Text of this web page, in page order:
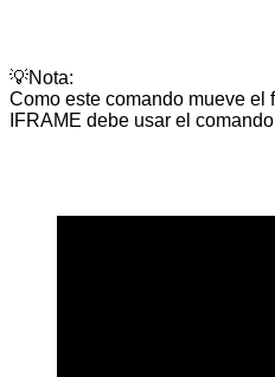
💡Nota:
Como este comando mueve el
IFRAME debe usar el comando